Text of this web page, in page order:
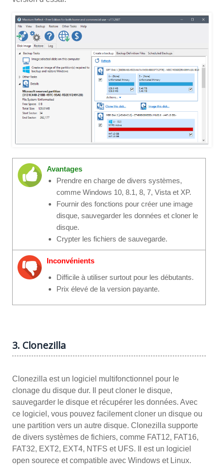
Avantages
Prendre en charge de divers systèmes,
comme Windows 10, 8.1, 8, 7, Vista et XP.
Fournir des fonctions pour créer une image
disque, sauvegarder les données et cloner le
disque.
Crypter les fichiers de sauvegarde.
Inconvénients
Difficile à utiliser surtout pour les débutants.
Prix élevé de la version payante.
3. Clonezilla
Clonezilla est un logiciel multifonctionnel pour le
clonage du disque dur. Il peut cloner le disque,
sauvegarder le disque et récupérer les données. Avec
ce logiciel, vous pouvez facilement cloner un disque ou
une partition vers un autre disque. Clonezilla supporte
de divers systèmes de fichiers, comme FAT12, FAT16,
FAT32, EXT2, EXT4, NTFS et UFS. Il est un logiciel
open sourece et compatible avec Windows et Linux.